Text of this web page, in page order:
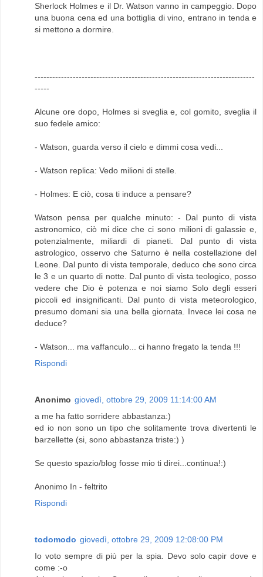
Sherlock Holmes e il Dr. Watson vanno in campeggio. Dopo
una buona cena ed una bottiglia di vino, entrano in tenda e
si mettono a dormire.
---------------------------------------------------------------------------
-----
Alcune ore dopo, Holmes si sveglia e, col gomito, sveglia il
suo fedele amico:
- Watson, guarda verso il cielo e dimmi cosa vedi...
- Watson replica: Vedo milioni di stelle.
- Holmes: E ciò, cosa ti induce a pensare?
Watson pensa per qualche minuto: - Dal punto di vista
astronomico, ciò mi dice che ci sono milioni di galassie e,
potenzialmente, miliardi di pianeti. Dal punto di vista
astrologico, osservo che Saturno è nella costellazione del
Leone. Dal punto di vista temporale, deduco che sono circa
le 3 e un quarto di notte. Dal punto di vista teologico, posso
vedere che Dio è potenza e noi siamo Solo degli esseri
piccoli ed insignificanti. Dal punto di vista meteorologico,
presumo domani sia una bella giornata. Invece lei cosa ne
deduce?
- Watson... ma vaffanculo... ci hanno fregato la tenda !!!
Rispondi
Anonimo giovedì, ottobre 29, 2009 11:14:00 AM
a me ha fatto sorridere abbastanza:)
ed io non sono un tipo che solitamente trova divertenti le
barzellette (si, sono abbastanza triste:) )
Se questo spazio/blog fosse mio ti direi...continua!:)
Anonimo In - feltrito
Rispondi
todomodo giovedì, ottobre 29, 2009 12:08:00 PM
Io voto sempre di più per la spia. Devo solo capir dove e
come :-o